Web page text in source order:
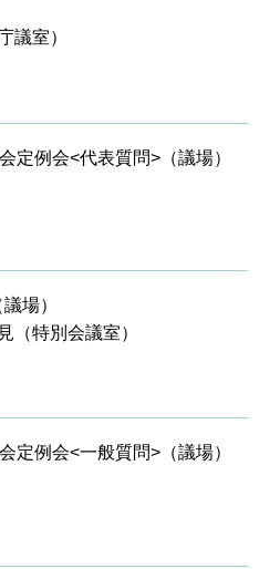
議室）
定例会<代表質問>（議場）
場）
（特別会議室）
定例会<一般質問>（議場）